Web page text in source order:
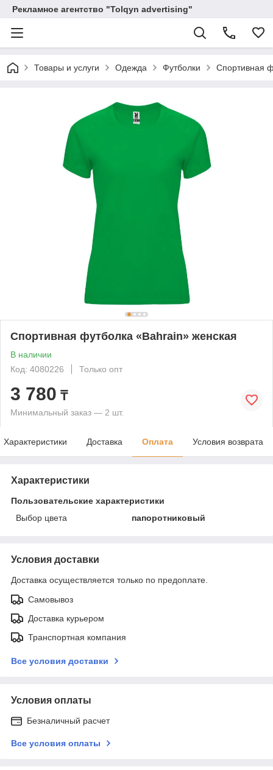
Рекламное агентство "Tolqyn advertising"
Товары и услуги Одежда Футболки Спортивная
Спортивная футболка «Bahrain» женская
В наличии
Код: 4080226
Только опт
3 780 ₸
Минимальный заказ — 2 шт.
Характеристики Доставка Оплата Условия возврата
Характеристики
Пользовательские характеристики
Выбор цвета
папоротниковый
Условия доставки
Доставка осуществляется только по предоплате.
Самовывоз
Доставка курьером
Транспортная компания
Все условия доставки
Условия оплаты
Безналичный расчет
Все условия оплаты